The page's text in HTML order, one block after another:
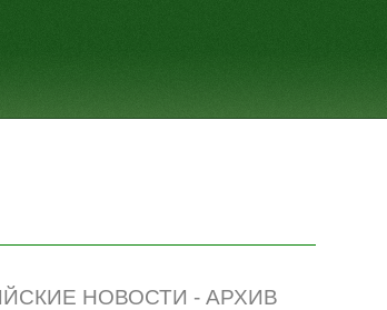
НОВОСТИ - АРХИВ